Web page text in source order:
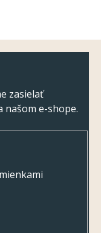
zasielať
našom e-shope.